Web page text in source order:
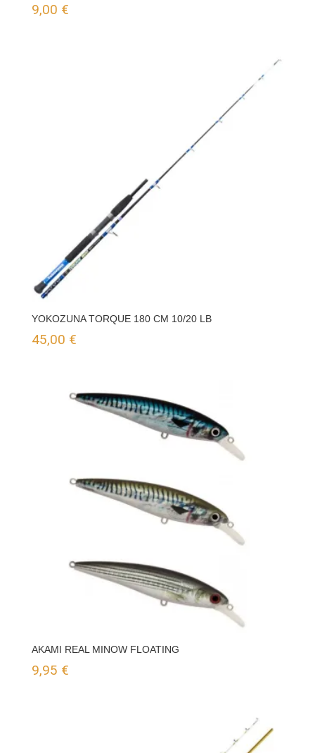
9,00 €
YOKOZUNA TORQUE 180 CM 10/20 LB
45,00 €
AKAMI REAL MINOW FLOATING
9,95 €